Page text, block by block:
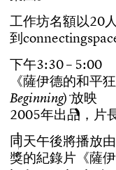
工作坊名額以20人
到connectingspac
下午3:30– 5:00
《薩伊德的和平狂
Beginning) 放映
2005年出品 ， 片
同天午後將播放由
獎的紀錄片 《薩伊